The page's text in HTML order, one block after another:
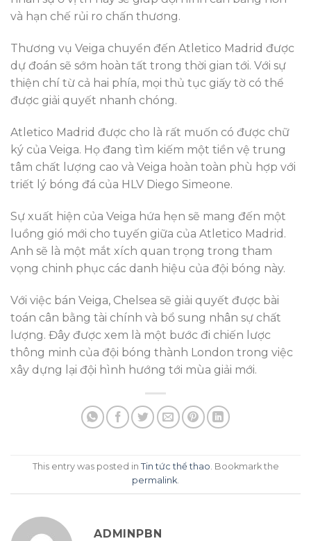
và hạn chế rủi ro chấn thương.
Thương vụ Veiga chuyển đến Atletico Madrid được
dự đoán sẽ sớm hoàn tất trong thời gian tới. Với sự
thiện chí từ cả hai phía, mọi thủ tục giấy tờ có thể
được giải quyết nhanh chóng.
Atletico Madrid được cho là rất muốn có được chữ
ký của Veiga. Họ đang tìm kiếm một tiền vệ trung
tâm chất lượng cao và Veiga hoàn toàn phù hợp với
triết lý bóng đá của HLV Diego Simeone.
Sự xuất hiện của Veiga hứa hẹn sẽ mang đến một
luồng gió mới cho tuyến giữa của Atletico Madrid.
Anh sẽ là một mắt xích quan trọng trong tham
vọng chinh phục các danh hiệu của đội bóng này.
Với việc bán Veiga, Chelsea sẽ giải quyết được bài
toán cân bằng tài chính và bổ sung nhân sự chất
lượng. Đây được xem là một bước đi chiến lược
thông minh của đội bóng thành London trong việc
xây dựng lại đội hình hướng tới mùa giải mới.
This entry was posted in Tin tức thể thao . Bookmark the
permalink
ADMINPBN